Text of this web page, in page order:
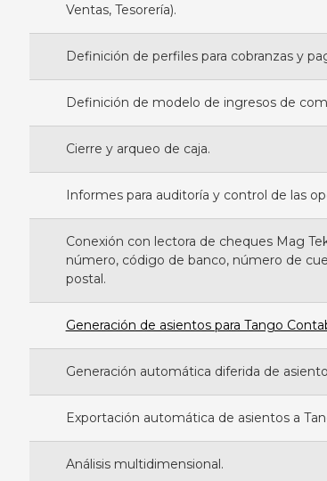
Ventas, Tesorería).
Definición de perfiles para cobranzas y
Definición de modelo de ingresos de
Cierre y arqueo de caja.
Informes para auditoría y control de las
Conexión con lectora de cheques Mag
número, código de banco, número de
postal.
Generación de asientos para Tango
Generación automática diferida de
Exportación automática de asientos a
Análisis multidimensional.